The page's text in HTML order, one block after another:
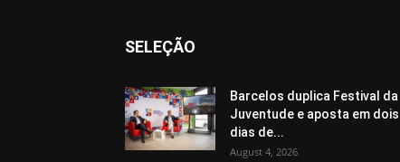
SELEÇÃO
Barcelos duplica Festival da
Juventude e aposta em dois
dias de...
August 4, 2026